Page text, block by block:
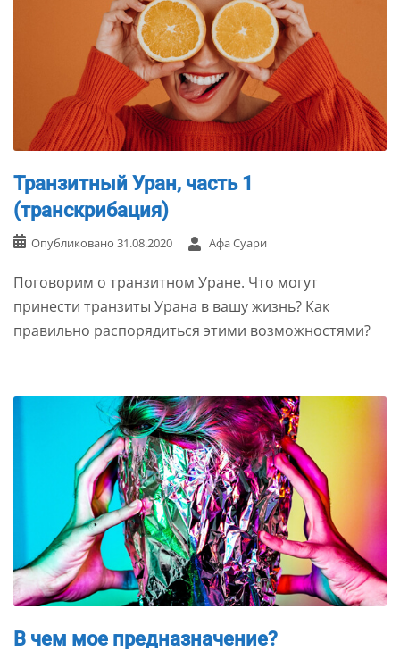
Транзитный Уран, часть 1
(транскрибация)
Опубликовано 31.08.2020 Афа Суари
Поговорим о транзитном Уране. Что могут
принести транзиты Урана в вашу жизнь? Как
правильно распорядиться этими возможностями?
В чем мое предназначение?